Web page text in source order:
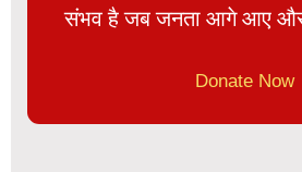
संभव है जब जनता आगे आए
Donate Now